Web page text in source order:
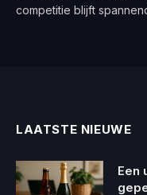
competitie blijft
LAATSTE NIEUWE
Een